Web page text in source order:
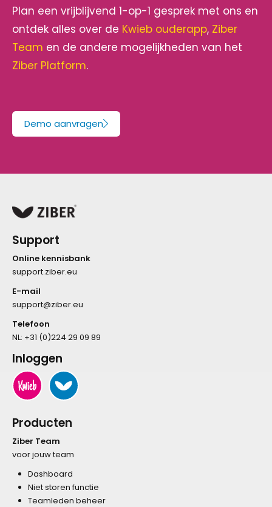
Plan een vrijblijvend 1-op-1 gesprek met ons en
ontdek alles over de Kwieb ouderapp, Ziber
Team en de andere mogelijkheden van het
Ziber Platform.
Demo aanvragen
Support
Online kennisbank
support.ziber.eu
E-mail
support@ziber.eu
Telefoon
NL: +31 (0)224 29 09 89
Inloggen
Producten
Ziber Team
voor jouw team
Dashboard
Niet storen functie
Teamleden beheer